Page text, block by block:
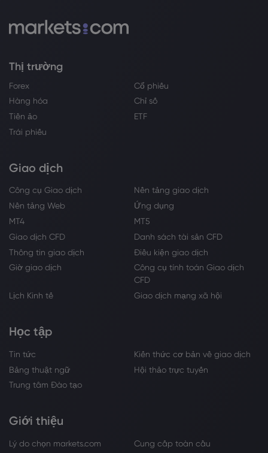
Thị trường
Forex
Cổ phiếu
Hàng hóa
Chỉ số
Tiền ảo
ETF
Trái phiếu
Giao dịch
Công cụ Giao dịch
Nền tảng giao dịch
Nền tảng Web
Ứng dụng
MT4
MT5
Giao dịch CFD
Danh sách tài sản CFD
Thông tin giao dịch
Điều kiện giao dịch
Giờ giao dịch
Công cụ tính toán Giao dịch
CFD
Lịch Kinh tế
Giao dịch mạng xã hội
Học tập
Tin tức
Kiến thức cơ bản về giao dịch
Bảng thuật ngữ
Hội thảo trực tuyến
Trung tâm Đào tạo
Giới thiệu
Lý do chọn markets.com
Cung cấp toàn cầu